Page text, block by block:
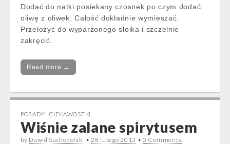
Dodać do natki posiekany czosnek po czym dodać
oliwę z oliwek. Całość dokładnie wymieszać.
Przełożyć do wyparzonego słoika i szczelnie
zakręcić.
Read more →
PORADY I CIEKAWOSTKI
Wiśnie zalane spirytusem
by Dawid Suchodolski • 28 lutego 2013 •0 Comments